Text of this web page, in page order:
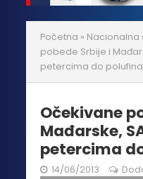
Početna » Nacionalna
pobede Srbije i
petercima do
Očekivane
Mađarske,
petercima
14/06/2013